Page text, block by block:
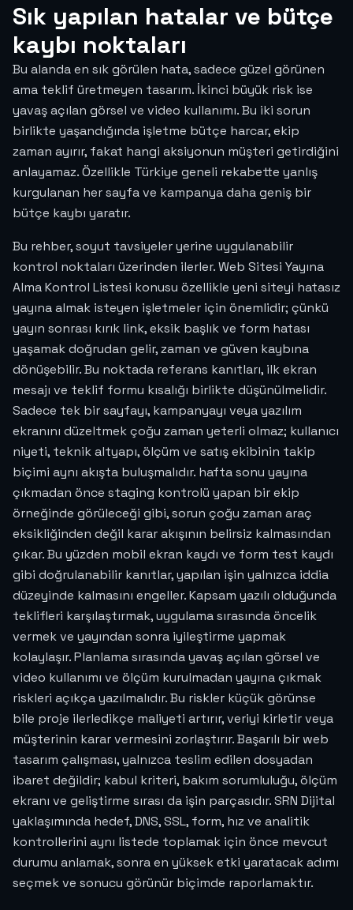
Sık yapılan hatalar ve bütçe
kaybı noktaları
Bu alanda en sık görülen hata, sadece güzel görünen
ama teklif üretmeyen tasarım. İkinci büyük risk ise
yavaş açılan görsel ve video kullanımı. Bu iki sorun
birlikte yaşandığında işletme bütçe harcar, ekip
zaman ayırır, fakat hangi aksiyonun müşteri getirdiğini
anlayamaz. Özellikle Türkiye geneli rekabette yanlış
kurgulanan her sayfa ve kampanya daha geniş bir
bütçe kaybı yaratır.
Bu rehber, soyut tavsiyeler yerine uygulanabilir
kontrol noktaları üzerinden ilerler. Web Sitesi Yayına
Alma Kontrol Listesi konusu özellikle yeni siteyi hatasız
yayına almak isteyen işletmeler için önemlidir; çünkü
yayın sonrası kırık link, eksik başlık ve form hatası
yaşamak doğrudan gelir, zaman ve güven kaybına
dönüşebilir. Bu noktada referans kanıtları, ilk ekran
mesajı ve teklif formu kısalığı birlikte düşünülmelidir.
Sadece tek bir sayfayı, kampanyayı veya yazılım
ekranını düzeltmek çoğu zaman yeterli olmaz; kullanıcı
niyeti, teknik altyapı, ölçüm ve satış ekibinin takip
biçimi aynı akışta buluşmalıdır. hafta sonu yayına
çıkmadan önce staging kontrolü yapan bir ekip
örneğinde görüleceği gibi, sorun çoğu zaman araç
eksikliğinden değil karar akışının belirsiz kalmasından
çıkar. Bu yüzden mobil ekran kaydı ve form test kaydı
gibi doğrulanabilir kanıtlar, yapılan işin yalnızca iddia
düzeyinde kalmasını engeller. Kapsam yazılı olduğunda
teklifleri karşılaştırmak, uygulama sırasında öncelik
vermek ve yayından sonra iyileştirme yapmak
kolaylaşır. Planlama sırasında yavaş açılan görsel ve
video kullanımı ve ölçüm kurulmadan yayına çıkmak
riskleri açıkça yazılmalıdır. Bu riskler küçük görünse
bile proje ilerledikçe maliyeti artırır, veriyi kirletir veya
müşterinin karar vermesini zorlaştırır. Başarılı bir web
tasarım çalışması, yalnızca teslim edilen dosyadan
ibaret değildir; kabul kriteri, bakım sorumluluğu, ölçüm
ekranı ve geliştirme sırası da işin parçasıdır. SRN Dijital
yaklaşımında hedef, DNS, SSL, form, hız ve analitik
kontrollerini aynı listede toplamak için önce mevcut
durumu anlamak, sonra en yüksek etki yaratacak adımı
seçmek ve sonucu görünür biçimde raporlamaktır.